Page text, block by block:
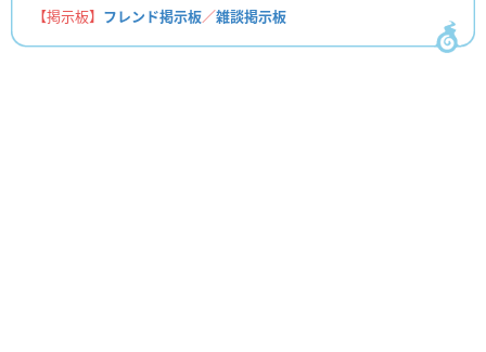
【掲示板】 フレンド掲示板／雑談掲示板